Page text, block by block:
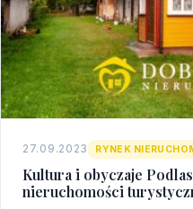
27.09.2023 RYNEK
Kultura i obyczaje
nieruchomości